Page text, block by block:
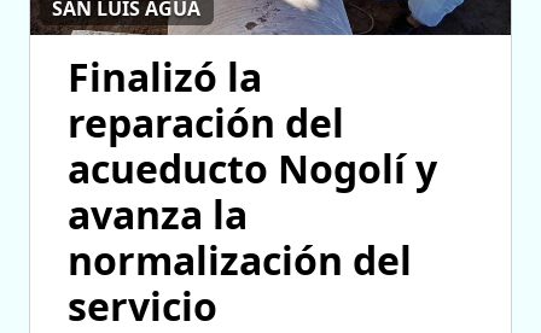
SAN LUIS AGUA
Finalizó la
reparación del
acueducto Nogolí y
avanza la
normalización del
servicio